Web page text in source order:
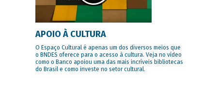
APOIO À CULTURA
O Espaço Cultural é apenas um dos diversos meios que
o BNDES oferece para o acesso à cultura. Veja no vídeo
como o Banco apoiou uma das mais incríveis bibliotecas
do Brasil e como investe no setor cultural.